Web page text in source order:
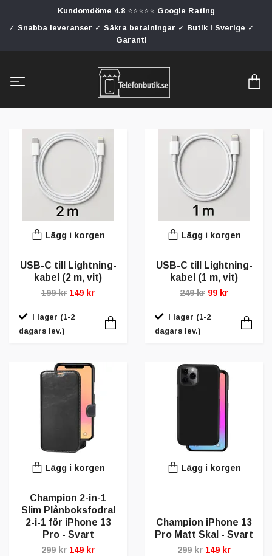
Kundomdöme 4.8 ⭐⭐⭐⭐⭐ Google Rating
✓ Snabba leveranser ✓ Säkra betalningar ✓ Butik i Sverige ✓
Garanti
Lägg i korgen
USB-C till Lightning-
kabel (2 m, vit)
199 kr 149 kr
I lager (1-2
dagars lev.)
Lägg i korgen
USB-C till Lightning-
kabel (1 m, vit)
249 kr 99 kr
I lager (1-2
dagars lev.)
Lägg i korgen
Champion 2-in-1
Slim Plånboksfodral
2-i-1 för iPhone 13
Pro - Svart
299 kr 149 kr
Lägg i korgen
Champion iPhone 13
Pro Matt Skal - Svart
299 kr 149 kr